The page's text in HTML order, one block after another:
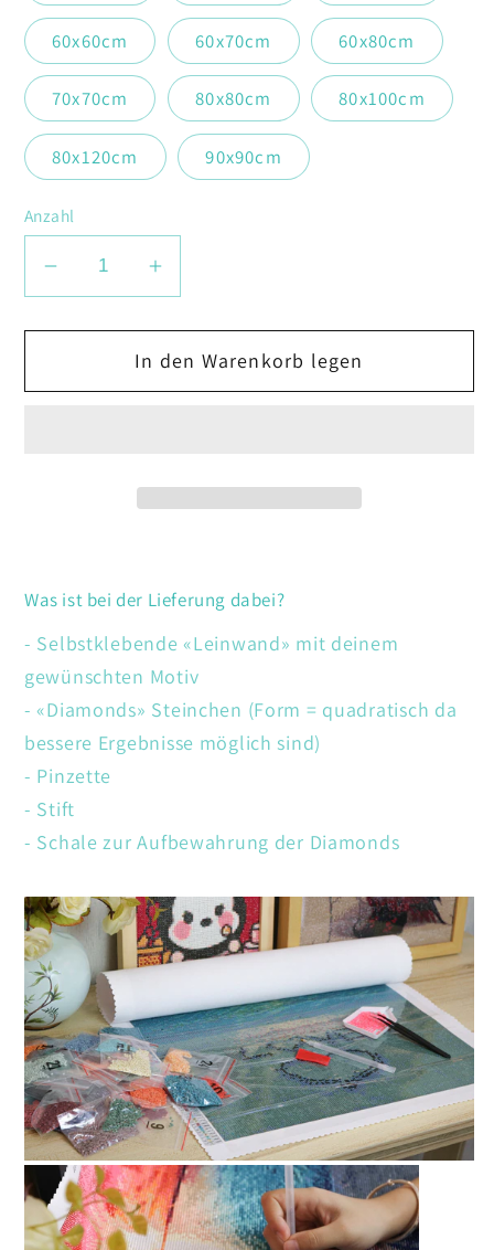
60x60cm 60x70cm 60x80cm
70x70cm 80x80cm 80x100cm
80x120cm 90x90cm
Anzahl
Verringere
Menge
Katze
Erhöhe
Menge
für
Katze
In den Warenkorb legen
Was ist bei der Lieferung dabei?
- Selbstklebende «Leinwand» mit deinem
gewünschten Motiv
- «Diamonds» Steinchen (Form = quadratisch da
bessere Ergebnisse möglich sind)
- Pinzette
- Stift
- Schale zur Aufbewahrung der Diamonds